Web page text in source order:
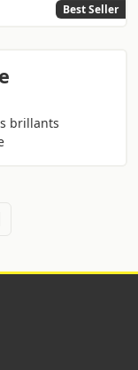
Best Seller
brillants